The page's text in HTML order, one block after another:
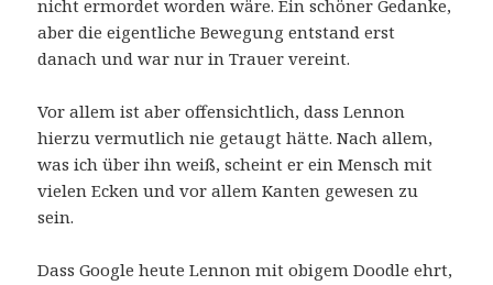
nicht ermordet worden wäre. Ein schöner Gedanke,
aber die eigentliche Bewegung entstand erst
danach und war nur in Trauer vereint.
Vor allem ist aber offensichtlich, dass Lennon
hierzu vermutlich nie getaugt hätte. Nach allem,
was ich über ihn weiß, scheint er ein Mensch mit
vielen Ecken und vor allem Kanten gewesen zu
sein.
Dass Google heute Lennon mit obigem Doodle ehrt,